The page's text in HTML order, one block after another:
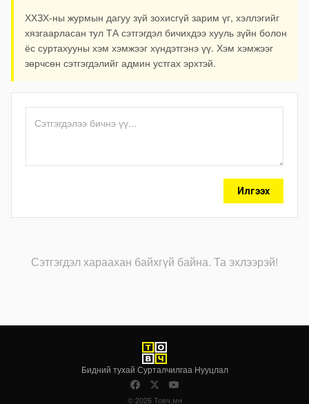
ХХЗХ-ны журмын дагуу зүй зохисгүй зарим үг, хэллэгийг
хязгаарласан тул ТА сэтгэгдэл бичихдээ хууль зүйн болон
ёс суртахууны хэм хэмжээг хүндэтгэнэ үү. Хэм хэмжээг
зөрчсөн сэтгэгдэлийг админ устгах эрхтэй.
Илгээх
Сэтгэгдэл хараахан байхгүй байна. Та эхлээрэй!
Бидний тухай·Сурталчилгаа·Нууцлал
© 2026 Товч.мн